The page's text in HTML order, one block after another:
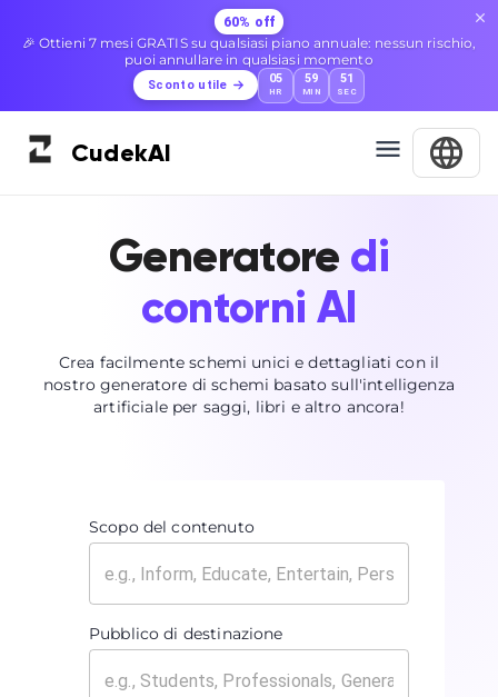
60% off
🎉 Ottieni 7 mesi GRATIS su qualsiasi piano annuale: nessun rischio,
puoi annullare in qualsiasi momento
Sconto utile 05
HR
59
MIN
51
SEC
CudekAI
Generatore di
contorni AI
Crea facilmente schemi unici e dettagliati con il
nostro generatore di schemi basato sull'intelligenza
artificiale per saggi, libri e altro ancora!
Scopo del contenuto
Pubblico di destinazione